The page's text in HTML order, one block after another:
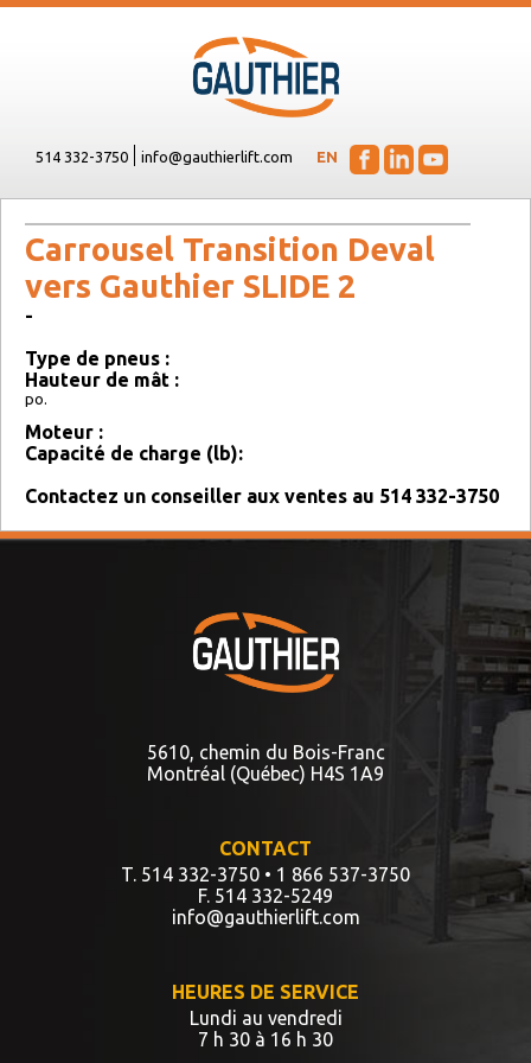
514 332-3750 info@gauthierlift.com EN
Carrousel Transition Deval
vers Gauthier SLIDE 2
-
Type de pneus :
Hauteur de mât :
po.
Moteur :
Capacité de charge (lb):
Contactez un conseiller aux ventes au 514 332-3750
5610, chemin du Bois-Franc
Montréal (Québec) H4S 1A9
CONTACT
T. 514 332-3750 • 1 866 537-3750
F. 514 332-5249
info@gauthierlift.com
HEURES DE SERVICE
Lundi au vendredi
7 h 30 à 16 h 30